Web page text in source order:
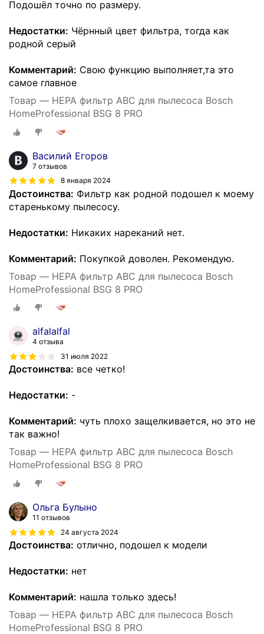
Подошёл точно по размеру.
Недостатки: Чёрнный цвет фильтра, тогда как
родной серый
Комментарий: Свою функцию выполняет,та это
самое главное
Товар — HEPA фильтр АВС для пылесоса Bosch
HomeProfessional BSG 8 PRO
Василий Егоров
7 отзывов
8 января 2024
Достоинства: Фильтр как родной подошел к моему
старенькому пылесосу.
Недостатки: Никаких нареканий нет.
Комментарий: Покупкой доволен. Рекомендую.
Товар — HEPA фильтр АВС для пылесоса Bosch
HomeProfessional BSG 8 PRO
alfalalfal
4 отзыва
31 июля 2022
Достоинства: все четко!
Недостатки: -
Комментарий: чуть плохо защелкивается, но это не
так важно!
Товар — HEPA фильтр АВС для пылесоса Bosch
HomeProfessional BSG 8 PRO
Ольга Булыно
11 отзывов
24 августа 2024
Достоинства: отлично, подошел к модели
Недостатки: нет
Комментарий: нашла только здесь!
Товар — HEPA фильтр АВС для пылесоса Bosch
HomeProfessional BSG 8 PRO